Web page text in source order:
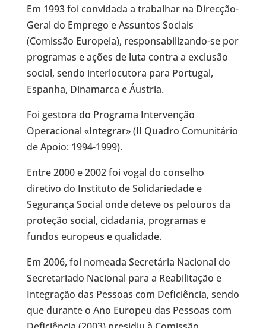
Em 1993 foi convidada a trabalhar na Direcção-
Geral do Emprego e Assuntos Sociais
(Comissão Europeia), responsabilizando-se por
programas e ações de luta contra a exclusão
social, sendo interlocutora para Portugal,
Espanha, Dinamarca e Áustria.
Foi gestora do Programa Intervenção
Operacional «Integrar» (II Quadro Comunitário
de Apoio: 1994-1999).
Entre 2000 e 2002 foi vogal do conselho
diretivo do Instituto de Solidariedade e
Segurança Social onde deteve os pelouros da
proteção social, cidadania, programas e
fundos europeus e qualidade.
Em 2006, foi nomeada Secretária Nacional do
Secretariado Nacional para a Reabilitação e
Integração das Pessoas com Deficiência, sendo
que durante o Ano Europeu das Pessoas com